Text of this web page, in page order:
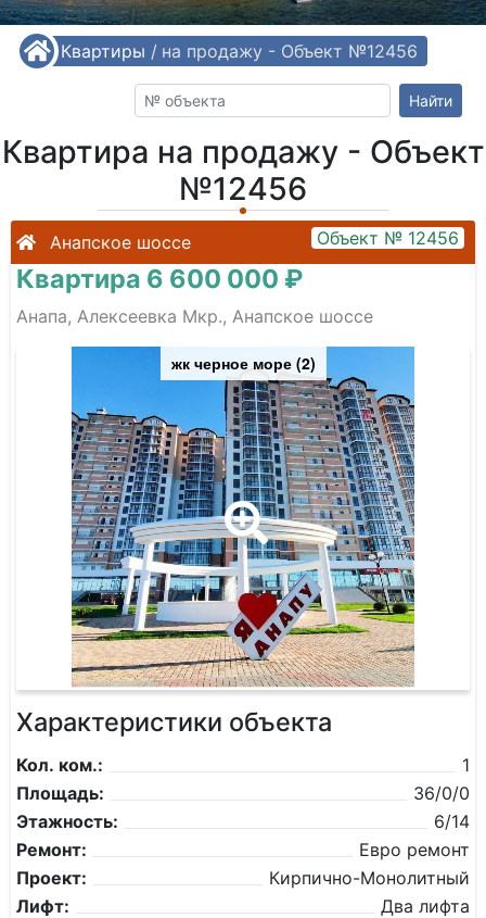
/ Квартиры /
Квартира на продажу - Объект №12456
Найти
Квартира на продажу - Объект
№12456
Анапское шоссе Объект № 12456
Квартира 6 600 000 ₽
Анапа, Алексеевка Мкр., Анапское шоссе
жк черное море (2)
Характеристики объекта
Кол. ком.:
1
Площадь:
36/0/0
Этажность:
6/14
Ремонт:
Евро ремонт
Проект:
Кирпично-Монолитный
Лифт:
Два лифта